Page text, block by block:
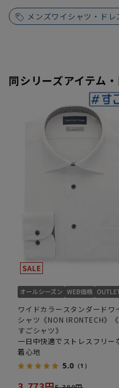
メンズワイシャツ・ド
同シリーズアイテム
ワイドカラースタンダードワ
シャツ《NON IRONTECH》
すごシャツ》
一日中快適でストレスフリー
着心地
5.0 （1）